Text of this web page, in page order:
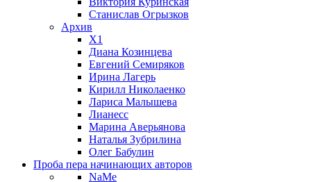
Станислав Огрызков
Архив
X1
Диана Козинцева
Евгений Семиряков
Ирина Лагерь
Кирилл Николаенко
Лариса Малышева
Лианесс
Марина Аверьянова
Наталья Зубрилина
Олег Бабулин
Проба пера начинающих авторов
NaMe